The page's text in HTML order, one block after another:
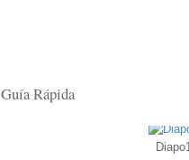
Guía Rápida